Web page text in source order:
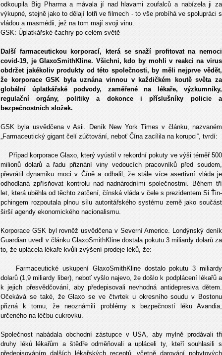
odkoupila Big Pharma a mávala jí nad hlavami zoufalců a nabízela ji za
výkupné, stejně jako to dělají lotři ve filmech - to vše probíhá ve spolupráci s
vládou a masmédii, jež na tom mají svoji vinu.
GSK: Úplatkářské čachry po celém světě
Další farmaceutickou korporací, která se snaží profitovat na nemoci
covid-19, je GlaxoSmithKline. Všichni, kdo by mohli v reakci na virus
obdržet jakékoliv produkty od této společnosti, by měli nejprve vědět,
že korporace GSK byla uznána vinnou v každičkém koutě světa za
globální úplatkářské podvody, zaměřené na lékaře, výzkumníky,
regulační orgány, politiky a dokonce i příslušníky policie a
bezpečnostních složek.
GSK byla usvědčena v Asii. Deník New York Times v článku, nazvaném
„Farmaceutický gigant čelí zúčtování, neboť Čína zacílila na korupci“, tvrdí:
Případ korporace Glaxo, který vyústil v rekordní pokuty ve výši téměř 500
milionů dolarů a řadu přiznání viny vedoucích pracovníků před soudem,
převrátil dynamiku moci v Číně a odhalil, že stále více asertivní vláda je
odhodlaná zpřísňovat kontrolu nad nadnárodními společnostmi. Během tří
let, která uběhla od těchto zatčení, čínská vláda v čele s prezidentem Si Ťin-
pchingem rozpoutala plnou sílu autoritářského systému země jako součást
širší agendy ekonomického nacionalismu.
Korporace GSK byl rovněž usvědčena v Severní Americe. Londýnský deník
Guardian uvedl v článku GlaxoSmithKline dostala pokutu 3 miliardy dolarů za
to, že uplácela lékaře kvůli zvýšení prodeje léků, že:
Farmaceutické uskupení GlaxoSmithKline dostalo pokutu 3 miliardy
dolarů (1,9 miliardy liber), neboť vyšlo najevo, že došlo k podplácení lékařů a
k jejich přesvědčování, aby předepisovali nevhodná antidepresiva dětem.
Očekává se také, že Glaxo se ve čtvrtek u okresního soudu v Bostonu
přizná k tomu, že neoznámili problémy s bezpečností léku Avandia,
určeného na léčbu cukrovku.
Společnost nabádala obchodní zástupce v USA, aby mylně prodávali tři
druhy léků lékařům a štědře odměňovali a upláceli ty, kteří souhlasili s
předepisováním dalších lékařských receptů, včetně darování pobytových